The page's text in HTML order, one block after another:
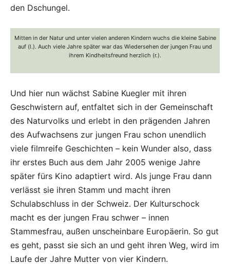
den Dschungel.
Mitten in der Natur und unter vielen anderen Kindern wuchs die kleine Sabine
auf (l.). Auch viele Jahre später war das Wiedersehen der jungen Frau und
ihrem Kindheitsfreund herzlich (r.).
Und hier nun wächst Sabine Kuegler mit ihren
Geschwistern auf, entfaltet sich in der Gemeinschaft
des Naturvolks und erlebt in den prägenden Jahren
des Aufwachsens zur jungen Frau schon unendlich
viele filmreife Geschichten – kein Wunder also, dass
ihr erstes Buch aus dem Jahr 2005 wenige Jahre
später fürs Kino adaptiert wird. Als junge Frau dann
verlässt sie ihren Stamm und macht ihren
Schulabschluss in der Schweiz. Der Kulturschock
macht es der jungen Frau schwer – innen
Stammesfrau, außen unscheinbare Europäerin. So gut
es geht, passt sie sich an und geht ihren Weg, wird im
Laufe der Jahre Mutter von vier Kindern.